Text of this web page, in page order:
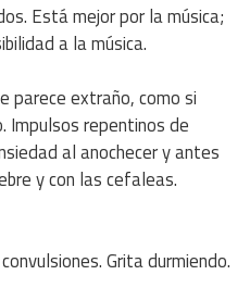
Está mejor por la música;
a la música.
parece extraño, como si
Impulsos repentinos de
al anochecer y antes
y con las cefaleas.
Grita durmiendo.